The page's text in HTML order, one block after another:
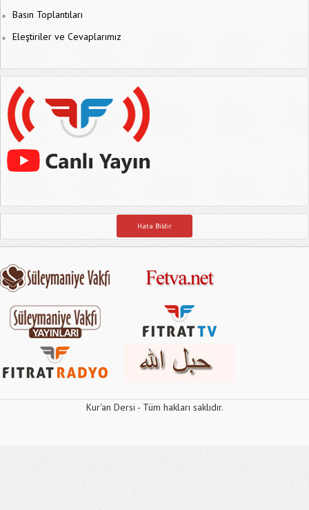
Basın Toplantıları
Eleştiriler ve Cevaplarımız
Hata Bildir
Kur'an Dersi - Tüm hakları saklıdır.